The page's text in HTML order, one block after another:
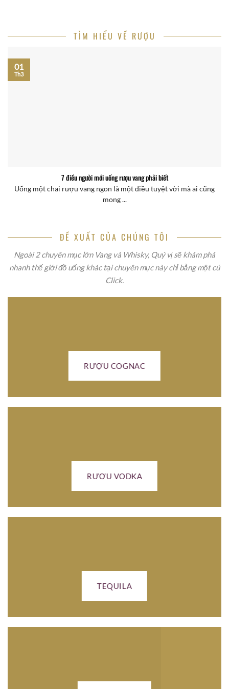
TÌM HIỂU VỀ RƯỢU
7 điều người mới uống rượu vang phải biết
Uống một chai rượu vang ngon là một điều tuyệt vời mà ai cũng
mong ...
01
Th3
ĐỀ XUẤT CỦA CHÚNG TÔI
Ngoài 2 chuyên mục lớn Vang và Whisky, Quý vị sẽ khám phá
nhanh thế giới đồ uống khác tại chuyên mục này chỉ bằng một cú
Click.
RƯỢU COGNAC
RƯỢU VODKA
TEQUILA